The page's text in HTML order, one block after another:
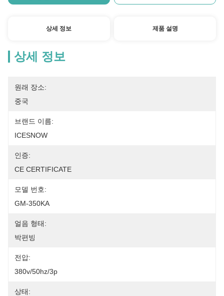
상세 정보 제품 설명
상세 정보
원래 장소:
중국
브랜드 이름:
ICESNOW
인증:
CE CERTIFICATE
모델 번호:
GM-350KA
얼음 형태:
박편빙
전압:
380v/50hz/3p
상태: